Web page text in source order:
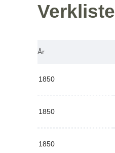
Verkliste
År
1850
1850
1850